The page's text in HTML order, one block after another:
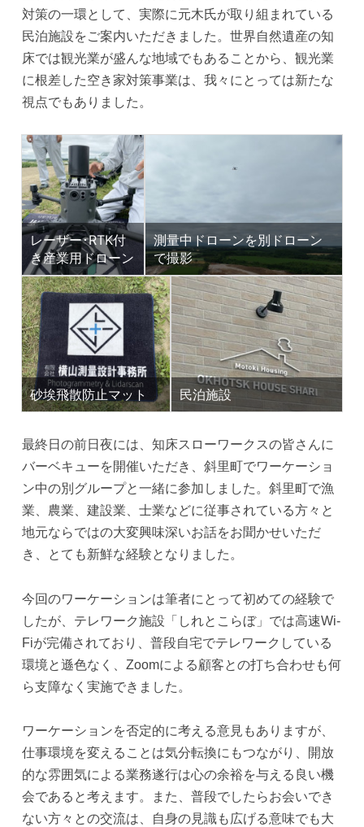
対策の一環として、実際に元木氏が取り組まれている
民泊施設をご案内いただきました。世界自然遺産の知
床では観光業が盛んな地域でもあることから、観光業
に根差した空き家対策事業は、我々にとっては新たな
視点でもありました。
レーザー･RTK付
き産業用ドローン
測量中ドローンを別ドローン
で撮影
砂埃飛散防止マット 民泊施設
最終日の前日夜には、知床スローワークスの皆さんに
バーベキューを開催いただき、斜里町でワーケーショ
ン中の別グループと一緒に参加しました。斜里町で漁
業、農業、建設業、士業などに従事されている方々と
地元ならではの大変興味深いお話をお聞かせいただ
き、とても新鮮な経験となりました。
今回のワーケーションは筆者にとって初めての経験で
したが、テレワーク施設「しれとこらぼ」では高速Wi-
Fiが完備されており、普段自宅でテレワークしている
環境と遜色なく、Zoomによる顧客との打ち合わせも何
ら支障なく実施できました。
ワーケーションを否定的に考える意見もありますが、
仕事環境を変えることは気分転換にもつながり、開放
的な雰囲気による業務遂行は心の余裕を与える良い機
会であると考えます。また、普段でしたらお会いでき
ない方々との交流は、自身の見識も広げる意味でも大